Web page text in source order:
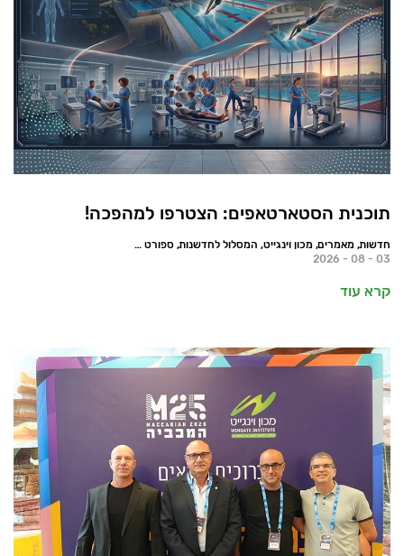
תוכנית הסטארטאפים: הצטרפו למהפכה!
חדשות, מאמרים, מכון וינגייט, המסלול לחדשנות, ספורט הישגי
03 - 08 - 2026
קרא עוד